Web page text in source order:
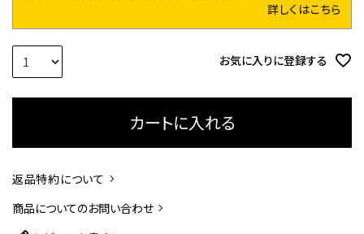
詳しくはこちら
お気に入りに登録する
カートに入れる
返品特約について
商品についてのお問い合わせ